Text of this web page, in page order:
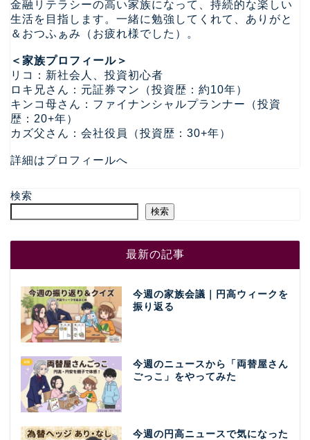
金融リテラシーの高い家族になって、持続的な楽しい
生活を目指します。一緒に勉強してくれて、ありがと
＆おつふぁみ（お疲れ様でした）。
＜家族プロフィール＞
リコ：新社会人、投資初心者
ロキ兄さん：元証券マン（投資歴：約10年）
キンコ母さん：ファイナンシャルプランナー（投資
歴：20+年）
カズ父さん：会社役員（投資歴：30+年）
詳細はプロフィールへ
検索
検索
最新の記事
今週の家族会議｜円高ウィークを
振り返る
今週のニュースから「両替屋さん
ごっこ」をやってみた
今週の円高ニュースで気になった